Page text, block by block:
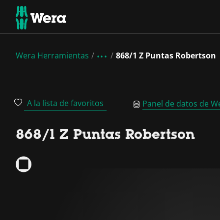
Wera Herramientas 868/1 Z Puntas Robertson
A la lista de favoritos Panel de datos de
868/1 Z Puntas Robertson